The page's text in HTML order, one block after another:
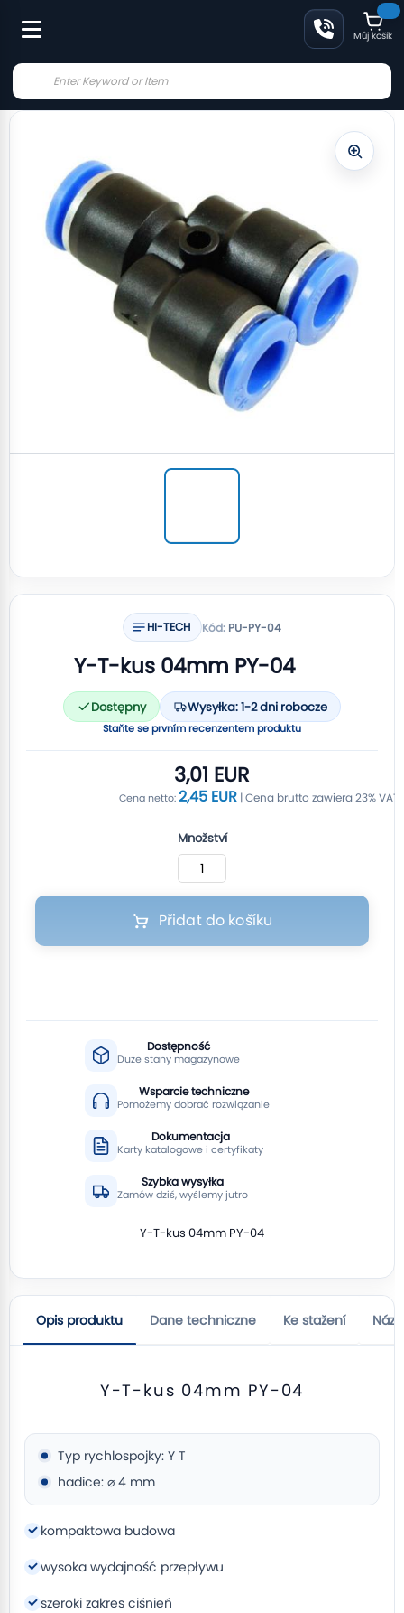
Můj košík
HI-TECH Kód: PU-PY-04
Y-T-kus 04mm PY-04
Dostępny Wysyłka: 1-2 dni robocze
Staňte se prvním recenzentem produktu
3,01 EUR
2,45 EUR
Množství
Přidat do košíku
Dostępność
Duże stany magazynowe
Wsparcie techniczne
Pomożemy dobrać rozwiązanie
Dokumentacja
Karty katalogowe i certyfikaty
Szybka wysyłka
Zamów dziś, wyślemy jutro
Y-T-kus 04mm PY-04
Opis produktu Dane techniczne Ke stažení
Y-T-kus 04mm PY-04
Typ rychlospojky: Y T
hadice: ⌀ 4 mm
kompaktowa budowa
wysoka wydajność przepływu
szeroki zakres ciśnień